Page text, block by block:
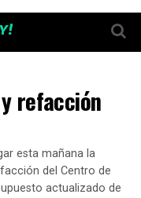
refacción
esta mañana la
del Centro de
actualizado de